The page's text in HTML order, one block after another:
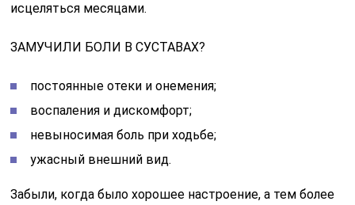
исцеляться месяцами.
ЗАМУЧИЛИ БОЛИ В СУСТАВАХ?
постоянные отеки и онемения;
воспаления и дискомфорт;
невыносимая боль при ходьбе;
ужасный внешний вид.
Забыли, когда было хорошее настроение, а тем более